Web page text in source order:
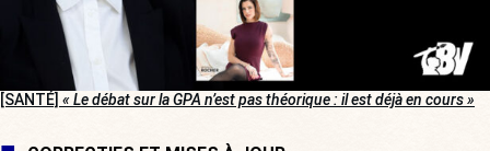
[SANTÉ] « Le débat sur la GPA n’est pas théorique : il est déjà en cours »